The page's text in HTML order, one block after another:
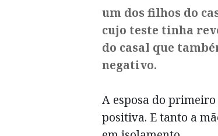
um dos filhos do
cujo teste tinha
do casal que
negativo.
A esposa do
positiva. E tanto a